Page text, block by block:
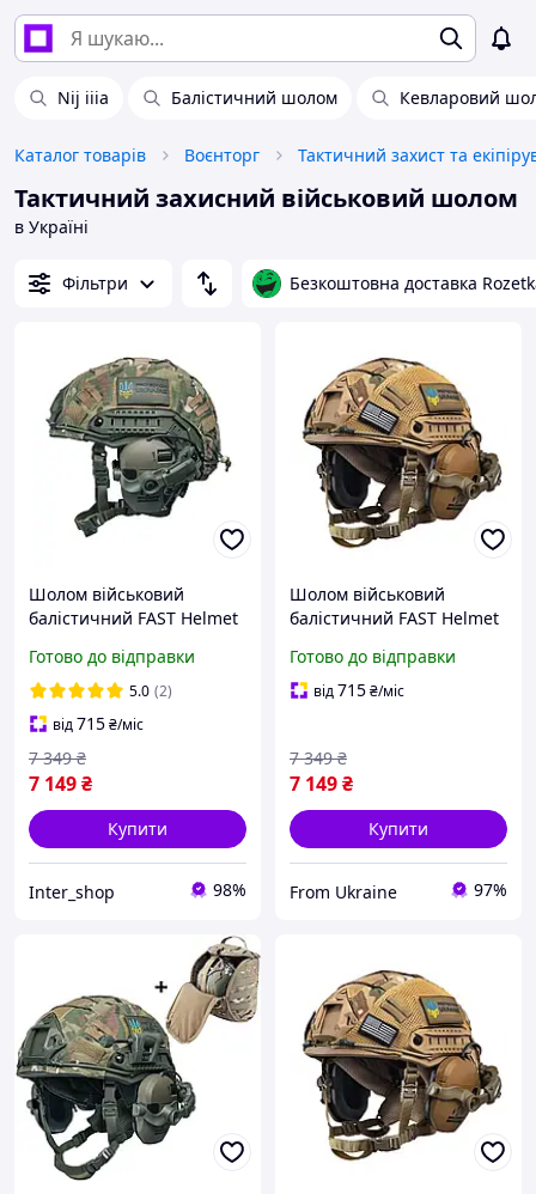
Nij iiia Балістичний шолом Кевларовий
Каталог товарів Воєнторг Тактичний захист та
Тактичний захисний військовий шолом
в Україні
Фільтри Безкоштовна доставка
Шолом військовий
балістичний FAST Helmet
тактичні навушники
Walkers олива
Готово до відправки
5.0 (2)
від715₴/міс
7 149₴
7 349 ₴
Купити
Inter_shop 98%
Шолом військовий
балістичний FAST Helmet
тактичні навушники
Walkers койот
Готово до відправки
від715₴/міс
7 149₴
7 349 ₴
Купити
From Ukraine 97%